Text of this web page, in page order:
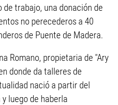
trabajo, una donación de
no perecederos a 40
de Puente de Madera.
Romano, propietaria de "Ary
donde da talleres de
nació a partir del
luego de haberla